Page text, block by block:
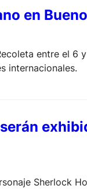
en
entre el 6
internacionales.
Sherlock